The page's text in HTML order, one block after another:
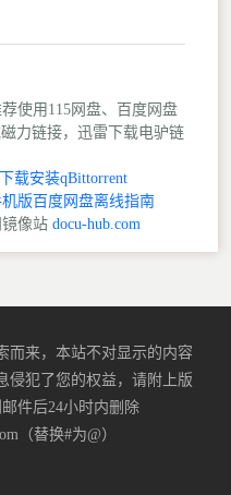
使用115网盘、百度网盘
力链接，迅雷下载电驴链
载安装qBittorrent
版百度网盘离线指南
像站 docu-hub.com
而来，本站不对显示的内容
侵犯了您的权益，请附上版
件后24小时内删除
（替换#为@）